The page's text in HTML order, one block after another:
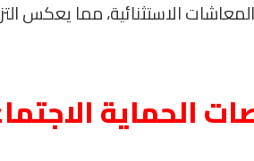
الاستثنائية، مما يعكس
الحماية